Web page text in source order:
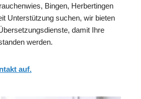
Bingen, Herbertingen
Unterstützung suchen, wir bieten
damit Ihre
werden.
auf.